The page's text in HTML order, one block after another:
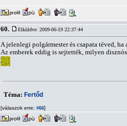
60. Elküldve: 2009-06-19 22:37:44
A jelenlegi polgármester és csapata téved,
Az emberek eddig is sejtették, milyen
Téma: Fertőd
[válaszok erre: #66]